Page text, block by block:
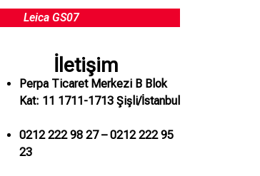
Leica GS07
İletişim
Perpa Ticaret Merkezi B Blok
Kat: 11 1711-1713 Şişli/İstanbul
0212 222 98 27 – 0212 222 95
23